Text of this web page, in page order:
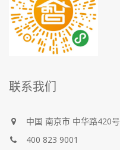
联系我们
中国 南京市 中华路420号
400 823 9001